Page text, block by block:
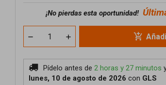
¡No pierdas esta oportunidad!
add_shopping_cart
Pídelo antes de2 horas y 27 minutos
lunes, 10 de agosto de 2026 con GLS